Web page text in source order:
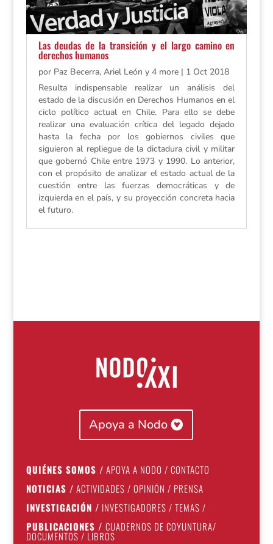
Las deudas de la transición y el largo camino en
derechos humanos
por Paz Becerra, Ariel León y 4 more| 1 Oct 2018
Resulta indispensable realizar un análisis del
estado de la discusión en Derechos Humanos en el
ciclo político actual en Chile. Para ello se debe
realizar una evaluación crítica del legado dejado
hasta la fecha por los gobiernos civiles que
siguieron al repliegue de la dictadura civil y militar
que gobernó Chile entre 1973 y 1990. Lo anterior,
con el propósito de analizar el estado actual de la
cuestión entre las fuerzas democráticas y de
izquierda en el país, y su proyección concreta hacia
el futuro.
Apoya a Nodo
QUIÉNES SOMOS / APOYA A NODO / CONTACTO
NOTICIAS / ACTIVIDADES / OPINIÓN / PRENSA
INVESTIGACIÓN / INVESTIGADORES / TEMAS /
PUBLICACIONES / CUADERNOS DE COYUNTURA/
DOCUMENTOS / LIBROS